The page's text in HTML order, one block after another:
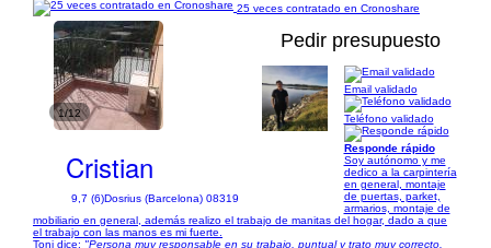
25 veces contratado en Cronoshare
1/12
Pedir presupuesto
Cristian
9,7 (6)Dosrius (Barcelona) 08319
Email validado
Teléfono validado
Responde rápido
Soy autónomo y me
dedico a la carpintería
en general, montaje
de puertas, parket,
armarios, montaje de
mobiliario en general, además realizo el trabajo de manitas del hogar, dado a que
el trabajo con las manos es mi fuerte.
Toni dice: "Persona muy responsable en su trabajo, puntual y trato muy correcto.